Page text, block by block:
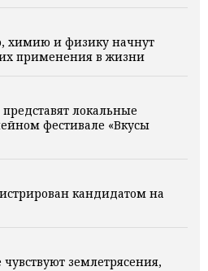
химию и физику начнут
применения в жизни
локальные
фестивале «Вкусы
кандидатом на
землетрясения,